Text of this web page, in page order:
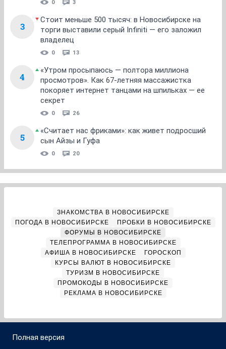
0 3
3
Стоит меньше 500 тысяч: в Новосибирске на
торги выставили серый Infiniti — его заложил
владелец
0 13
4
«Утром просыпаюсь — полтора миллиона
просмотров». Как 67-летняя массажистка
покоряет интернет танцами на шпильках — ее
секрет
0 26
5
«Считает нас фриками»: как живет подросший
сын Айзы и Гуфа
0 20
ЗНАКОМСТВА В НОВОСИБИРСКЕ
ПОГОДА В НОВОСИБИРСКЕ
ПРОБКИ В НОВОСИБИРСКЕ
ФОРУМЫ В НОВОСИБИРСКЕ
ТЕЛЕПРОГРАММА В НОВОСИБИРСКЕ
АФИША В НОВОСИБИРСКЕ
ГОРОСКОП
КУРСЫ ВАЛЮТ В НОВОСИБИРСКЕ
ТУРИЗМ В НОВОСИБИРСКЕ
ПРОМОКОДЫ В НОВОСИБИРСКЕ
РЕКЛАМА В НОВОСИБИРСКЕ
Полная версия